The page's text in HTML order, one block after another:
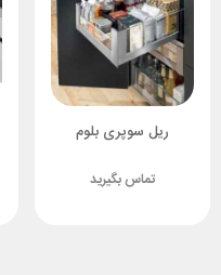
ریل سوپری بلوم
تماس بگیرید